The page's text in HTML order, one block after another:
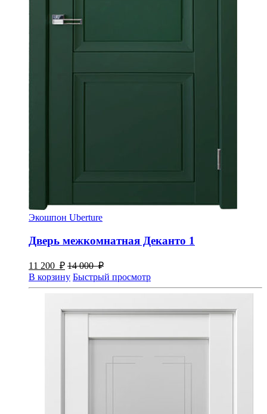
Экошпон Uberture
Дверь межкомнатная Деканто 1
11 200 ₽ 14 000 ₽
В корзину Быстрый просмотр